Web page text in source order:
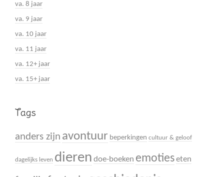
va. 8 jaar
va. 9 jaar
va. 10 jaar
va. 11 jaar
va. 12+ jaar
va. 15+ jaar
Tags
anders zijn avontuur beperkingen cultuur & geloof
dagelijks leven dieren doe-boeken emotieseten